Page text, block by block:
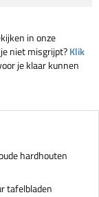
in onze
niet misgrijpt?Klik
je klaar kunnen
hardhouten
tafelbladen